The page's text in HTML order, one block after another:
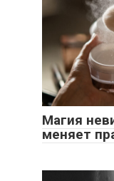
Магия
меняет